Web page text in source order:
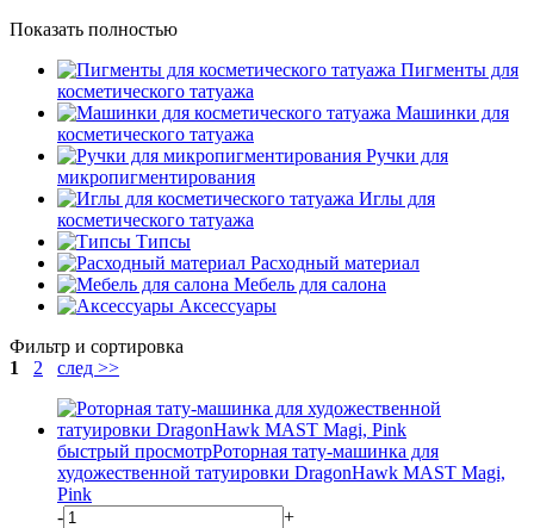
Показать полностью
Пигменты для
косметического татуажа
Машинки для
косметического татуажа
Ручки для
микропигментирования
Иглы для
косметического татуажа
Типсы
Расходный материал
Мебель для салона
Аксессуары
Фильтр и сортировка
1
2 след >>
быстрый просмотрРоторная тату-машинка для
художественной татуировки DragonHawk MAST Magi,
Pink
-
+